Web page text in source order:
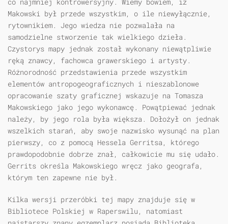
Makowski był przede wszystkim, o ile niewyłącznie,
rytownikiem. Jego wiedza nie pozwalała na
samodzielne stworzenie tak wielkiego dzieła.
Czystorys mapy jednak został wykonany niewątpliwie
ręką znawcy, fachowca grawerskiego i artysty.
Różnorodność przedstawienia przede wszystkim
elementów antropogeograficznych i nieszablonowe
opracowanie szaty graficznej wskazuje na Tomasza
Makowskiego jako jego wykonawcę. Powątpiewać jednak
należy, by jego rola była większa. Dołożył on jednak
wszelkich starań, aby swoje nazwisko wysunąć na plan
pierwszy, co z pomocą Hessela Gerritsa, którego
prawdopodobnie dobrze znał, całkowicie mu się udało.
Gerrits określa Makowskiego wręcz jako geografa,
którym ten zapewne nie był.
Kilka wersji przeróbki tej mapy znajduje się w
Bibliotece Polskiej w Raperswilu, natomiast